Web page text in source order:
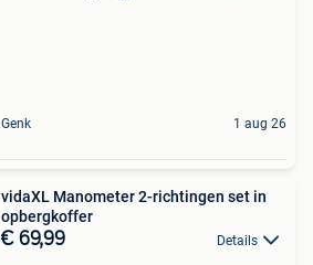
Genk 1 aug 26
vidaXL Manometer 2-richtingen set in
opbergkoffer
€ 69,99 Details